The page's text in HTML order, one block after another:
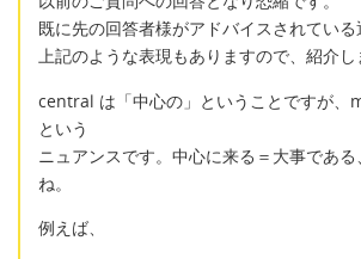
既に先の回答者様がアドバイスされてい
上記のような表現もありますので、紹介し
central は「中心の」ということですが
という
ニュアンスです。中心に来る＝大事であ
ね。
例えば、